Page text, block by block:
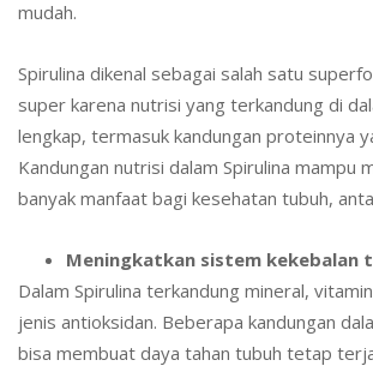
mudah.
Spirulina dikenal sebagai salah satu
super karena nutrisi yang terkandung di
lengkap, termasuk kandungan proteinnya
Kandungan nutrisi dalam Spirulina mampu
banyak manfaat bagi kesehatan tubuh,
Meningkatkan sistem kekebalan
Dalam Spirulina terkandung mineral,
jenis antioksidan. Beberapa kandungan
bisa membuat daya tahan tubuh tetap